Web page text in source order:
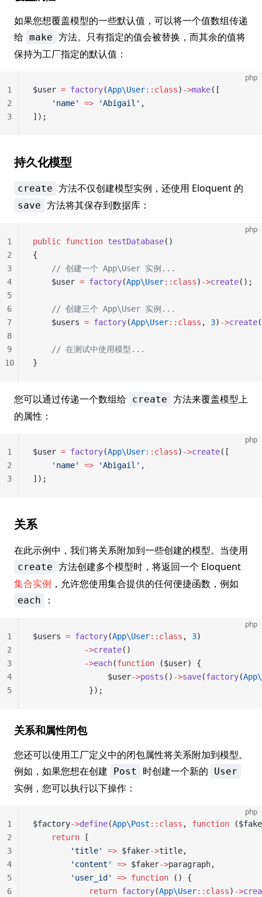
如果您想覆盖模型的一些默认值，可以将一个值数组传递
给 make 方法。只有指定的值会被替换，而其余的值将
保持为工厂指定的默认值：
php
$user = factory(App\User::class) ->make([
    'name'
=> 'Abigail' ,
]);
1
2
3
持久化模型
create 方法不仅创建模型实例，还使用 Eloquent 的
save 方法将其保存到数据库：
php
public function testDatabase()
{
    // 创建一个 App\User 实例...
    $user
= factory(App\User::class) ->create();
    // 创建三个 App\User 实例...
    $users
= factory(App\User::class , 3) ->create
    // 在测试中使用模型...
}
1
2
3
4
5
6
7
8
9
10
您可以通过传递一个数组给 create 方法来覆盖模型上
的属性：
php
$user = factory(App\User::class) ->create([
    'name'
=> 'Abigail' ,
]);
1
2
3
关系
在此示例中，我们将关系附加到一些创建的模型。当使用
create 方法创建多个模型时，将返回一个 Eloquent
集合实例 ，允许您使用集合提供的任何便捷函数，例如
each ：
php
$users = factory(App\User::class , 3)
           ->
create()
           ->
each(function ($user) {
                $user
->posts () ->save(factory(
            });
1
2
3
4
5
关系和属性闭包
您还可以使用工厂定义中的闭包属性将关系附加到模型。
例如，如果您想在创建
Post 时创建一个新的 User
实例，您可以执行以下操作：
php
$factory->define(App\Post ::class , function
    return
[
        'title'
=> $faker->title,
        'content'
=> $faker->paragraph,
        'user_id'
=> function () {
            return
factory(App\User::class) ->
1
2
3
4
5
6